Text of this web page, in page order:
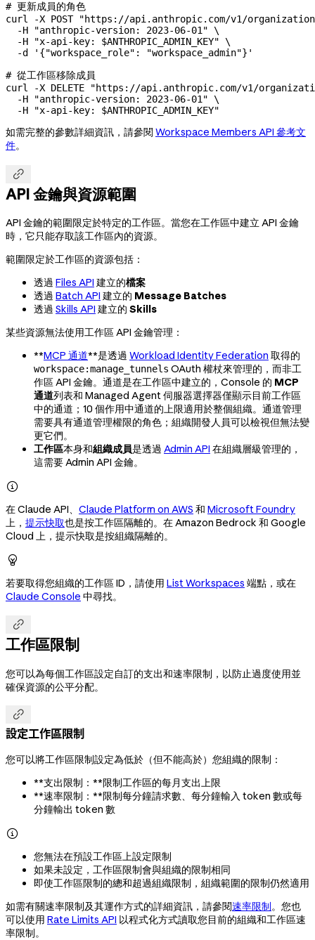
# 更新成員的角色
curl -X POST "https://api.anthropic.com/v1/
  -H
"anthropic-version: 2023-06-01" \
  -H
"x-api-key: $ANTHROPIC_ADMIN_KEY" \
  -d
'{"workspace_role": "workspace_admin"}'
# 從工作區移除成員
curl -X DELETE "https://api.anthropic.com/v1/
  -H
"anthropic-version: 2023-06-01" \
  -H
"x-api-key: $ANTHROPIC_ADMIN_KEY"
如需完整的參數詳細資訊，請參閱Workspace Members API 參考文
件。

API 金鑰與資源範圍
API 金鑰的範圍限定於特定的工作區。當您在工作區中建立 API 金鑰
時，它只能存取該工作區內的資源。
範圍限定於工作區的資源包括：
透過 Files API 建立的檔案
透過 Batch API 建立的 Message Batches
透過 Skills API 建立的 Skills
某些資源無法使用工作區 API 金鑰管理：
**MCP 通道**是透過 Workload Identity Federation 取得的
workspace:manage_tunnels OAuth 權杖來管理的，而非工
作區 API 金鑰。通道是在工作區中建立的，Console 的 MCP
通道列表和 Managed Agent 伺服器選擇器僅顯示目前工作區
中的通道；10 個作用中通道的上限適用於整個組織。通道管理
需要具有通道管理權限的角色；組織開發人員可以檢視但無法變
更它們。
工作區本身和組織成員是透過 Admin API 在組織層級管理的，
這需要 Admin API 金鑰。

在 Claude API、 Claude Platform on AWS 和 Microsoft Foundry
上， 提示快取也是按工作區隔離的。在 Amazon Bedrock 和 Google
Cloud 上，提示快取是按組織隔離的。

若要取得您組織的工作區 ID，請使用 List Workspaces 端點，或在
Claude Console 中尋找。

工作區限制
您可以為每個工作區設定自訂的支出和速率限制，以防止過度使用並
確保資源的公平分配。

設定工作區限制
您可以將工作區限制設定為低於（但不能高於）您組織的限制：
**支出限制：**限制工作區的每月支出上限
**速率限制：**限制每分鐘請求數、每分鐘輸入 token 數或每
分鐘輸出 token 數

您無法在預設工作區上設定限制
如果未設定，工作區限制會與組織的限制相同
即使工作區限制的總和超過組織限制，組織範圍的限制仍然適用
如需有關速率限制及其運作方式的詳細資訊，請參閱速率限制。您也
可以使用 Rate Limits API 以程式化方式讀取您目前的組織和工作區速
率限制。